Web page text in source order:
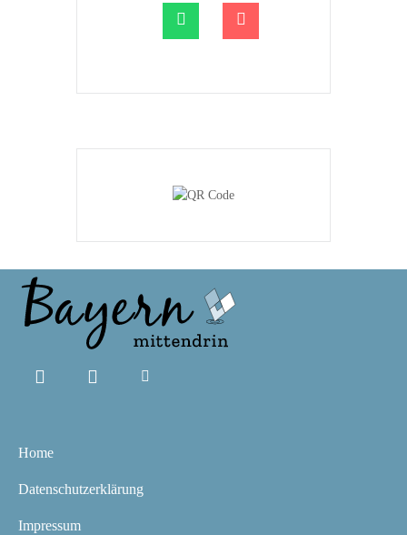
Home
Datenschutzerklärung
Impressum